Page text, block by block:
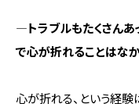
―トラブルもたくさんあ
で心が折れることはな
心が折れる、という経